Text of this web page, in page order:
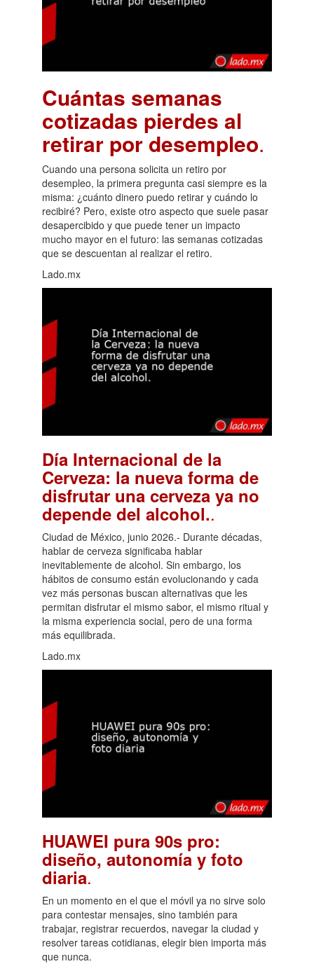
Cuántas semanas
cotizadas pierdes al
retirar por desempleo.
Cuando una persona solicita un retiro por
desempleo, la primera pregunta casi siempre es la
misma: ¿cuánto dinero puedo retirar y cuándo lo
recibiré? Pero, existe otro aspecto que suele pasar
desapercibido y que puede tener un impacto
mucho mayor en el futuro: las semanas cotizadas
que se descuentan al realizar el retiro.
Lado.mx
Día Internacional de la
Cerveza: la nueva forma de
disfrutar una cerveza ya no
depende del alcohol..
Ciudad de México, junio 2026.- Durante décadas,
hablar de cerveza significaba hablar
inevitablemente de alcohol. Sin embargo, los
hábitos de consumo están evolucionando y cada
vez más personas buscan alternativas que les
permitan disfrutar el mismo sabor, el mismo ritual y
la misma experiencia social, pero de una forma
más equilibrada.
Lado.mx
HUAWEI pura 90s pro:
diseño, autonomía y foto
diaria.
En un momento en el que el móvil ya no sirve solo
para contestar mensajes, sino también para
trabajar, registrar recuerdos, navegar la ciudad y
resolver tareas cotidianas, elegir bien importa más
que nunca.